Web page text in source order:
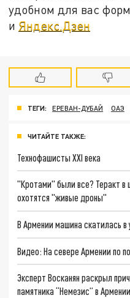
удобном для вас
и Яндекс.Дзен
ТЕГИ: ЕРЕВАН-ДУБАЙ ОАЭ
ЧИТАЙТЕ ТАКЖЕ:
Технофашисты XXI века
"Кротами" были все? Теракт в
охотятся "живые дроны"
В Армении машина скатилась
Видео: На севере Армении по
Эксперт Восканян раскрыл
памятника “Немезис” в